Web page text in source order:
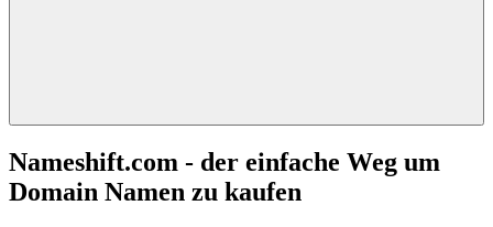
Nameshift.com - der einfache Weg um
Domain Namen zu kaufen